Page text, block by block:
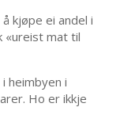
kjøpe ei andel i
«ureist mat til
heimbyen i
Ho er ikkje